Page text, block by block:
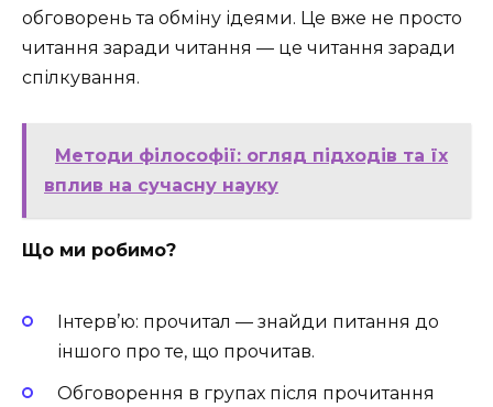
обговорень та обміну ідеями. Це вже не просто
читання заради читання — це читання заради
спілкування.
Методи філософії: огляд підходів та їх
вплив на сучасну науку
Що ми робимо?
Інтерв’ю: прочитал — знайди питання до
іншого про те, що прочитав.
Обговорення в групах після прочитання